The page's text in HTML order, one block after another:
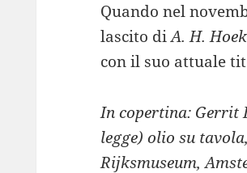
Quando nel
lascito diA. H.
con il suo attuale
In copertina: Gerrit
legge) olio su
Rijksmuseum,